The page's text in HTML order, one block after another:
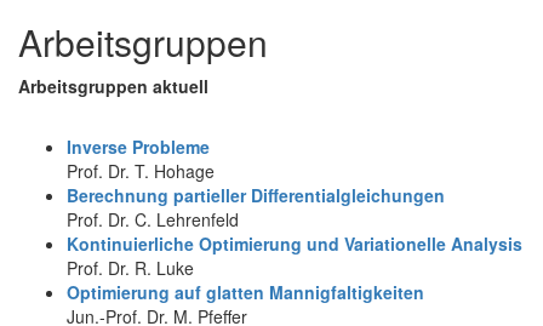
Arbeitsgruppen
Arbeitsgruppen aktuell
Inverse Probleme
Prof. Dr. T. Hohage
Berechnung partieller Differentialgleichungen
Prof. Dr. C. Lehrenfeld
Kontinuierliche Optimierung und Variationelle Analysis
Prof. Dr. R. Luke
Optimierung auf glatten Mannigfaltigkeiten
Jun.-Prof. Dr. M. Pfeffer